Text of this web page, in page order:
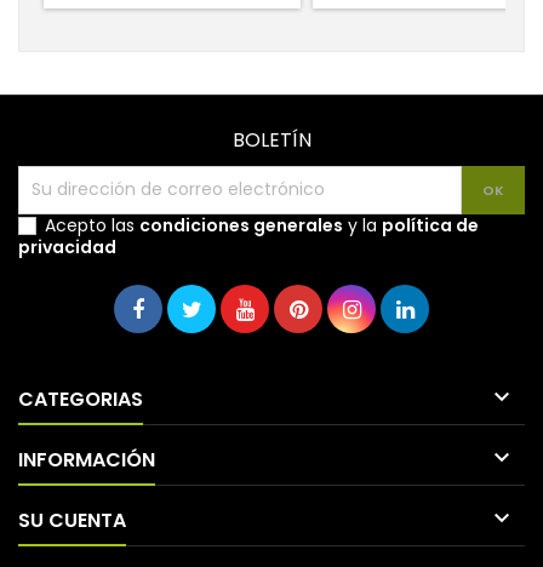
BOLETÍN
Acepto las condiciones generales y la política de
privacidad
CATEGORIAS 
INFORMACIÓN 
SU CUENTA 